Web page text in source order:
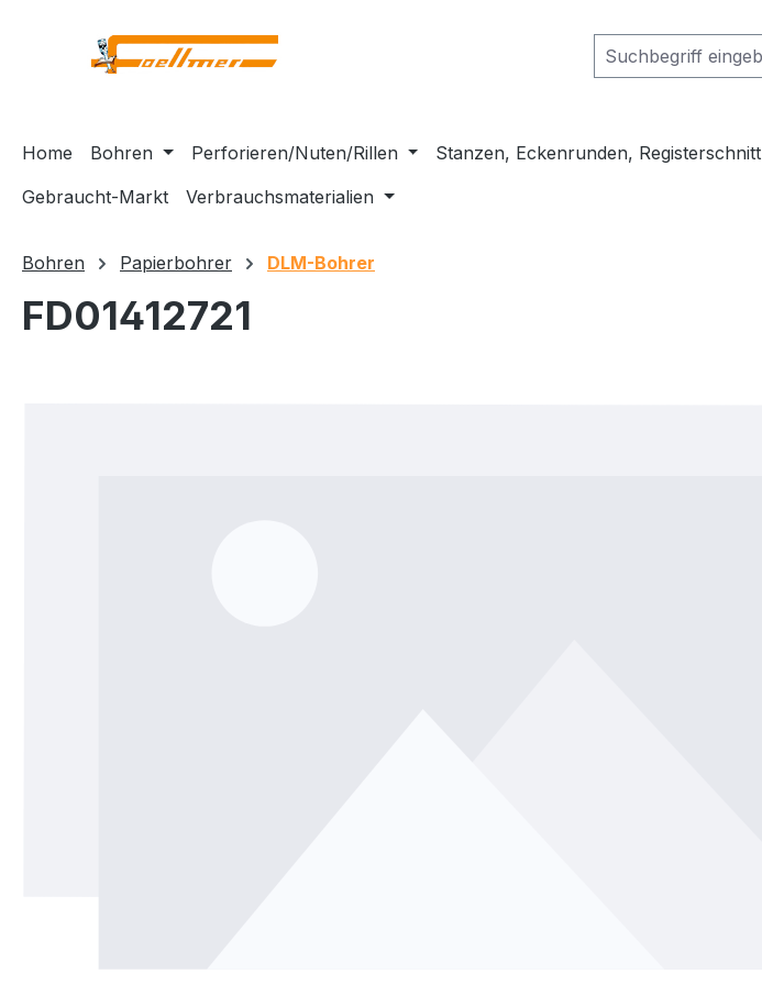
Home Bohren Perforieren/Nuten/Rillen Stanzen, Eckenrunden, Registerschnitt
Gebraucht-Markt
Verbrauchsmaterialien
Bohren Papierbohrer DLM-Bohrer
FD01412721